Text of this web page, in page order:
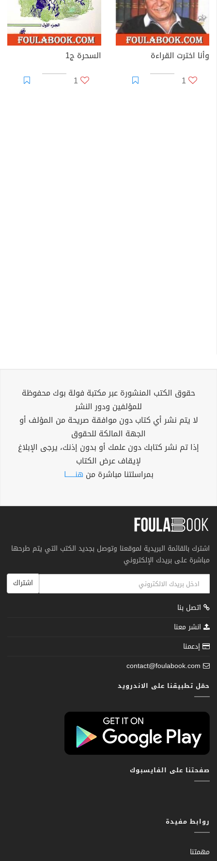
وأنا اخترت القراءة
1
السحرة ج1
1
حقوق الكتب المنشورة عبر مكتبة فولة بوك محفوظة
للمؤلفين ودور النشر
لا يتم نشر أي كتاب دون موافقة صريحة من المؤلف أو
الجهة المالكة للحقوق
إذا تم نشر كتابك دون علمك أو بدون إذنك، يرجى الإبلاغ
لإيقاف عرض الكتاب
بمراسلتنا مباشرة من هنــــــا
اشترك بالقائمة البريدية لموقعنا وتوصل بجديد الكتب التي يتم طرحها
مباشرة على بريدك الإلكتروني
اشتراك
اتصل بنا
انشر معنا
إدعمنا
contact@foulabook.com
حمّل تطبيقنا على الاندرويد
صفحتنا على الفايسبوك
روابط مفيدة
مهمتنا